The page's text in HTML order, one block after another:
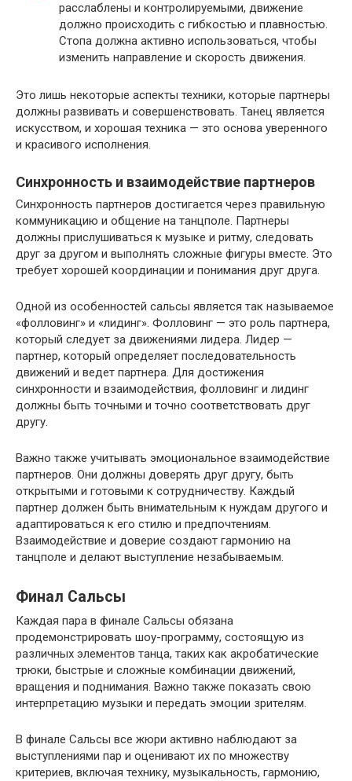
расслаблены и контролируемыми, движение
должно происходить с гибкостью и плавностью.
Стопа должна активно использоваться, чтобы
изменить направление и скорость движения.
Это лишь некоторые аспекты техники, которые партнеры
должны развивать и совершенствовать. Танец является
искусством, и хорошая техника — это основа уверенного
и красивого исполнения.
Синхронность и взаимодействие партнеров
Синхронность партнеров достигается через правильную
коммуникацию и общение на танцполе. Партнеры
должны прислушиваться к музыке и ритму, следовать
друг за другом и выполнять сложные фигуры вместе. Это
требует хорошей координации и понимания друг друга.
Одной из особенностей сальсы является так называемое
«фолловинг» и «лидинг». Фолловинг — это роль партнера,
который следует за движениями лидера. Лидер —
партнер, который определяет последовательность
движений и ведет партнера. Для достижения
синхронности и взаимодействия, фолловинг и лидинг
должны быть точными и точно соответствовать друг
другу.
Важно также учитывать эмоциональное взаимодействие
партнеров. Они должны доверять друг другу, быть
открытыми и готовыми к сотрудничеству. Каждый
партнер должен быть внимательным к нуждам другого и
адаптироваться к его стилю и предпочтениям.
Взаимодействие и доверие создают гармонию на
танцполе и делают выступление незабываемым.
Финал Сальсы
Каждая пара в финале Сальсы обязана
продемонстрировать шоу-программу, состоящую из
различных элементов танца, таких как акробатические
трюки, быстрые и сложные комбинации движений,
вращения и поднимания. Важно также показать свою
интерпретацию музыки и передать эмоции зрителям.
В финале Сальсы все жюри активно наблюдают за
выступлениями пар и оценивают их по множеству
критериев, включая технику, музыкальность, гармонию,